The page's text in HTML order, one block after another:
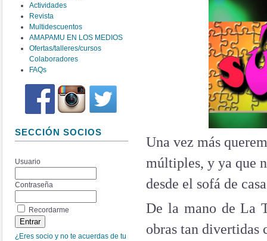
Actividades
Revista
Multidescuentos
AMAPAMU EN LOS MEDIOS
Ofertas/talleres/cursos
Colaboradores
FAQs
SECCIÓN SOCIOS
Usuario
Contraseña
Recordarme
¿Eres socio y no te acuerdas de tu
Una vez más
múltiples, y ya que
desde el sofá de
De la mano de La
obras tan divertidas